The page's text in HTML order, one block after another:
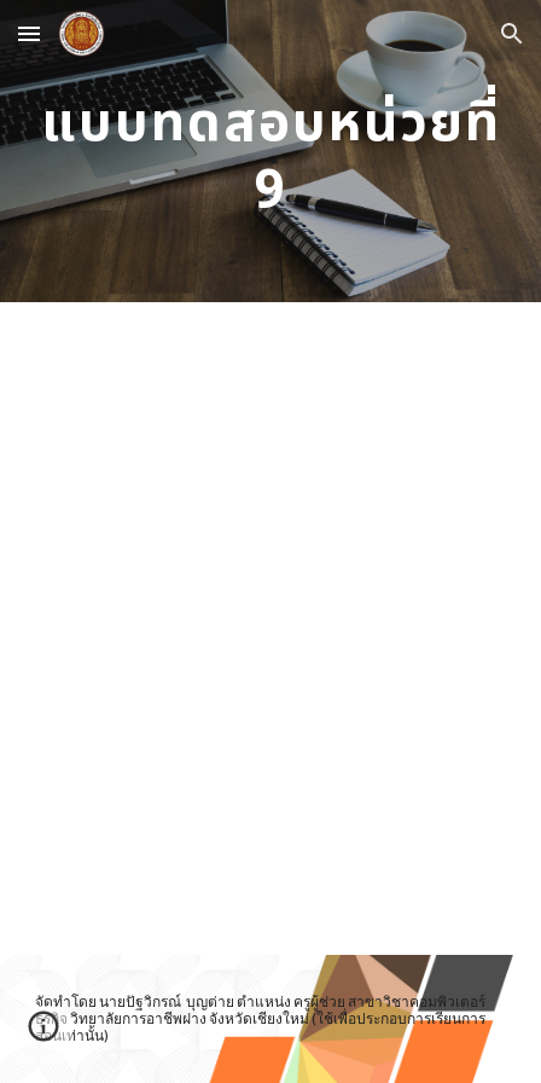
Skip to main content Skip to navigation
แบบทดสอบหน่วยที่
9
จัดทำโดย นายปัฐวิกรณ์ บุญต่าย ตำแหน่ง ครูผู้ช่วย สาขาวิชาคอมพิวเตอร์
ธุรกิจ วิทยาลัยการอาชีพฝาง จังหวัดเชียงใหม่ (ใช้เพื่อประกอบการเรียนการ
สอนเท่านั้น)